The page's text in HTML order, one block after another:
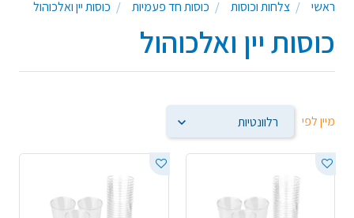
ראשי צלחות וכוסות כוסות חד פעמיות כוסות יין ואלכוהול
כוסות יין ואלכוהול
מיין לפי